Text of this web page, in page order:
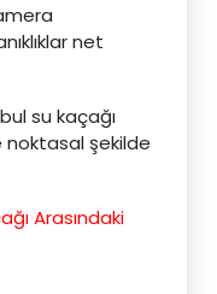
net
su kaçağı
noktasal şekilde
Arasındaki